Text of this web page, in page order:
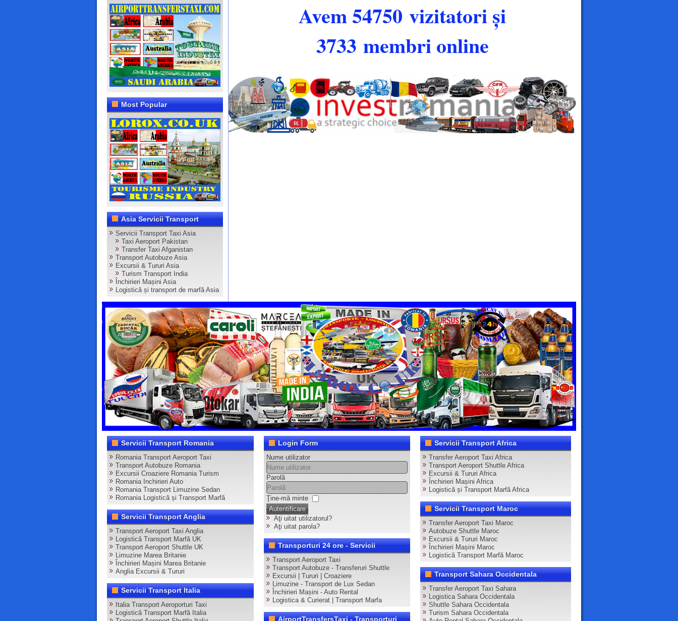
Most Popular
Asia Servicii Transport
Servicii Transport Taxi Asia
Taxi Aeroport Pakistan
Transfer Taxi Afganistan
Transport Autobuze Asia
Excursii & Tururi Asia
Turism Transport India
Închirieri Mașini Asia
Logistică și transport de marfă Asia
Avem 54750 vizitatori și
3733 membri online
Servicii Transport Romania
Romania Transport Aeroport Taxi
Transport Autobuze Romania
Excursii Croaziere Romania Turism
Romania Inchirieri Auto
Romania Transport Limuzine Sedan
Romania Logistică și Transport Marfă
Servicii Transport Anglia
Transport Aeroport Taxi Anglia
Logistică Transport Marfă UK
Transport Aeroport Shuttle UK
Limuzine Marea Britanie
Închirieri Mașini Marea Britanie
Anglia Excursii & Tururi
Servicii Transport Italia
Italia Transport Aeroporturi Taxi
Logistică Transport Marfă Italia
Login Form
Nume utilizator
Parolă
Ţine-mă minte
Autentificare
Aţi uitat utilizatorul?
Aţi uitat parola?
Transporturi 24 ore - Servicii
Transport Aeroport Taxi
Transport Autobuze - Transferuri Shuttle
Excursii | Tururi | Croaziere
Limuzine - Transport de Lux Sedan
Închirieri Mașini - Auto Rental
Logistica & Curierat | Transport Marfa
AirportTransfersTaxi - Transporturi
Servicii Transport Africa
Transfer Aeroport Taxi Africa
Transport Aeroport Shuttle Africa
Excursii & Tururi Africa
Închirieri Mașini Africa
Logistică și Transport Marfă Africa
Servicii Transport Maroc
Transfer Aeroport Taxi Maroc
Autobuze Shuttle Maroc
Excursii & Tururi Maroc
Închirieri Mașini Maroc
Logistică Transport Marfă Maroc
Transport Sahara Occidentala
Transfer Aeroport Taxi Sahara
Logistica Sahara Occidentala
Shuttle Sahara Occidentala
Turism Sahara Occidentala